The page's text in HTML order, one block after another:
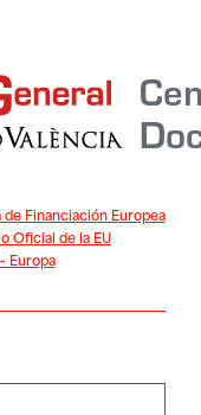
de Financiación Europea
Oficial de la EU
Europa